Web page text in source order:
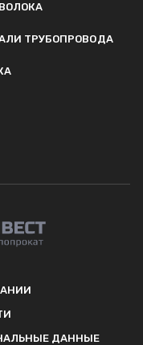
ТРУБОПРОВОДА
ДАННЫЕ